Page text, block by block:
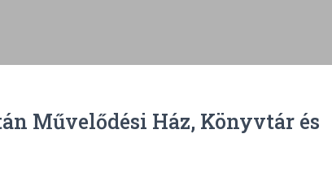
Művelődési Ház, Könyvtár és